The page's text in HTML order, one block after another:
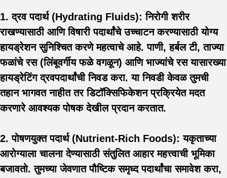
1. द्रव पदार्थ (Hydrating Fluids): निरोगी शरीर
राखण्यासाठी आणि विषारी पदार्थांचे उच्चाटन करण्यासाठी योग्य
हायड्रेशन सुनिश्चित करणे महत्वाचे आहे. पाणी, हर्बल टी, ताज्या
फळांचे रस (लिंबूवर्गीय फळे वगळून) आणि भाज्यांचे रस यासारख्या
हायड्रेटिंग द्रवपदार्थांची निवड करा. या निवडी केवळ तुमची
तहान भागवत नाहीत तर डिटॉक्सिफिकेशन प्रक्रियेत मदत
करणारे आवश्यक पोषक देखील प्रदान करतात.
2. पोषणयुक्त पदार्थ (Nutrient-Rich Foods): यकृताच्या
आरोग्याला चालना देण्यासाठी संतुलित आहार महत्त्वाची भूमिका
बजावतो. तुमच्या जेवणात पौष्टिक समृध्द पदार्थांचा समावेश करा,